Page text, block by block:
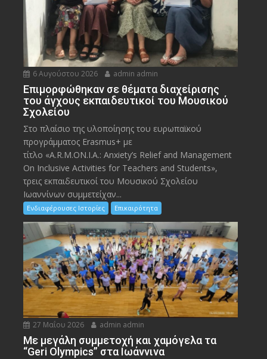
6 Αυγούστου 2026 admin admin
Eπιμορφώθηκαν σε θέματα διαχείρισης
του άγχους εκπαιδευτικοί του Μουσικού
Σχολείου
Στο πλαίσιο της υλοποίησης του ευρωπαϊκού
προγράμματος Erasmus+ με
τίτλο «A.R.M.ON.I.A.: Anxiety’s Relief and Management
On Inclusive Activities for Teachers and Students»,
τρεις εκπαιδευτικοί του Μουσικού Σχολείου
Ιωαννίνων συμμετείχαν...
Ενδιαφέρουσες Ιστορίες Επικαιρότητα
27 Μαΐου 2026 admin admin
Με μεγάλη συμμετοχή και χαμόγελα τα
“Geri Olympics” στα Ιωάννινα